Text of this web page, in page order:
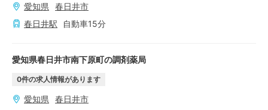
愛知県
春日井市
春日井駅 自動車15分
愛知県春日井市南下原町の調剤薬局
0件の求人情報があります
愛知県
春日井市